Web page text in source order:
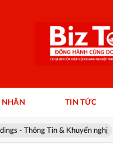
NHÂN TIN TỨC
Tin & Khuyến nghị